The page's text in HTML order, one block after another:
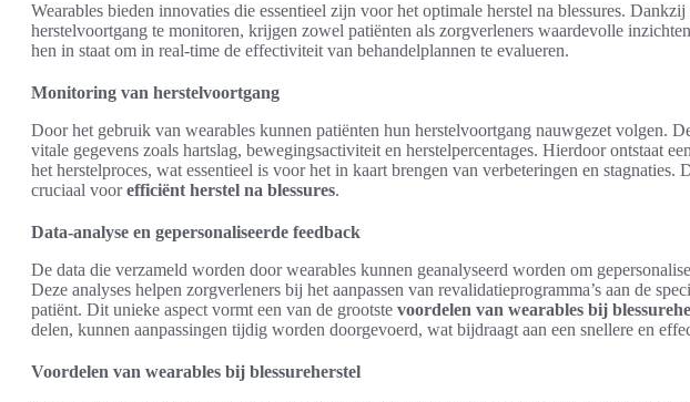
Wearables bieden innovaties die essentieel zijn voor het optimale herstel na blessures.
herstelvoortgang te monitoren, krijgen zowel patiënten als zorgverleners waardevolle
hen in staat om in real-time de effectiviteit van behandelplannen te evalueren.
Monitoring van herstelvoortgang
Door het gebruik van wearables kunnen patiënten hun herstelvoortgang nauwgezet volgen.
vitale gegevens zoals hartslag, bewegingsactiviteit en herstelpercentages. Hierdoor ontstaat
het herstelproces, wat essentieel is voor het in kaart brengen van verbeteringen en stagnaties.
cruciaal voorefficiënt herstel na blessures.
Data-analyse en gepersonaliseerde feedback
De data die verzameld worden door wearables kunnen geanalyseerd worden om
Deze analyses helpen zorgverleners bij het aanpassen van revalidatieprogramma’s aan de
patiënt. Dit unieke aspect vormt een van de grootste voordelen van wearables bij
delen, kunnen aanpassingen tijdig worden doorgevoerd, wat bijdraagt aan een snellere en
Voordelen van wearables bij blessureherstel